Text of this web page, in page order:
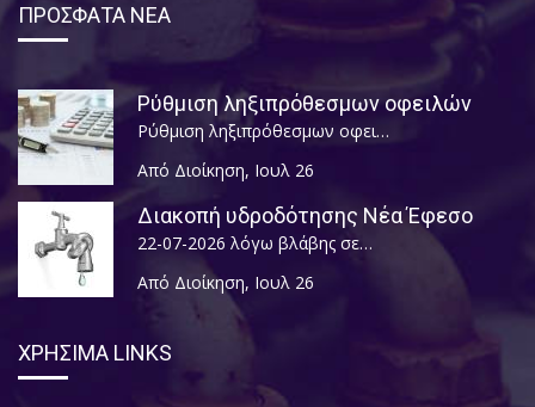
ΠΡΟΣΦΑΤΑ ΝΕΑ
Ρύθμιση ληξιπρόθεσμων οφειλών
Ρύθμιση ληξιπρόθεσμων οφει…
Από Διοίκηση, Ιουλ 26
Διακοπή υδροδότησης Νέα Έφεσο
22-07-2026 λόγω βλάβης σε…
Από Διοίκηση, Ιουλ 26
ΧΡΗΣΙΜΑ LINKS